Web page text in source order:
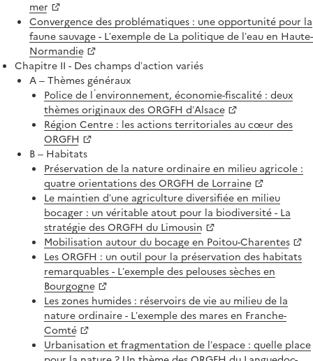
mer
Convergence des problématiques : une opportunité pour la
faune sauvage - L’exemple de La politique de l’eau en Haute-
Normandie
Chapitre II - Des champs d’action variés
A – Thèmes généraux
Police de l ́environnement, économie-fiscalité : deux
thèmes originaux des ORGFH d’Alsace
Région Centre : les actions territoriales au cœur des
ORGFH
B – Habitats
Préservation de la nature ordinaire en milieu agricole :
quatre orientations des ORGFH de Lorraine
Le maintien d’une agriculture diversifiée en milieu
bocager : un véritable atout pour la biodiversité - La
stratégie des ORGFH du Limousin
Mobilisation autour du bocage en Poitou-Charentes
Les ORGFH : un outil pour la préservation des habitats
remarquables - L’exemple des pelouses sèches en
Bourgogne
Les zones humides : réservoirs de vie au milieu de la
nature ordinaire - L’exemple des mares en Franche-
Comté
Urbanisation et fragmentation de l’espace : quelle place